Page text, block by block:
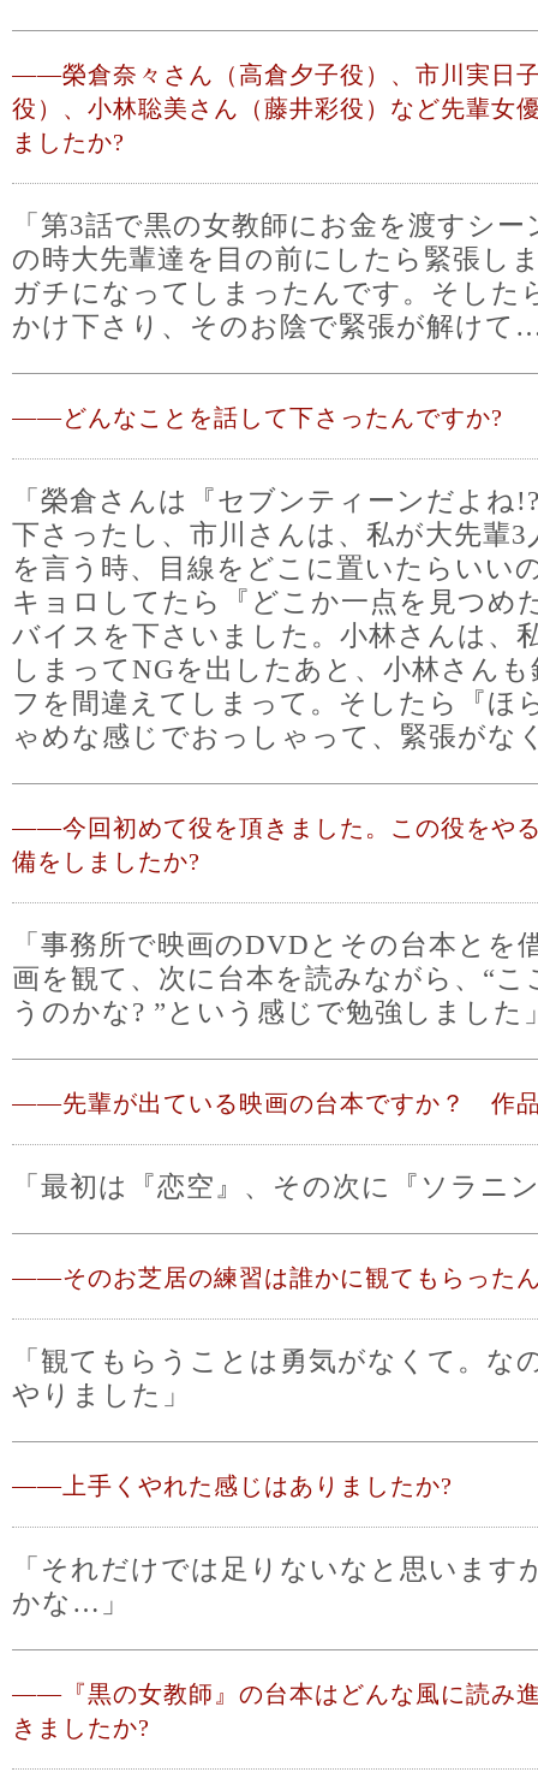
――榮倉奈々さん（高倉夕子役）、市川実日
役）、小林聡美さん（藤井彩役）など先輩女
ましたか?
「第3話で黒の女教師にお金を渡すシ
の時大先輩達を目の前にしたら緊張し
ガチになってしまったんです。そした
かけ下さり、そのお陰で緊張が解けて
――どんなことを話して下さったんですか?
「榮倉さんは『セブンティーンだよね
下さったし、市川さんは、私が大先輩
を言う時、目線をどこに置いたらいい
キョロしてたら『どこか一点を見つめ
バイスを下さいました。小林さんは、
しまってNGを出したあと、小林さん
フを間違えてしまって。そしたら『ほ
ゃめな感じでおっしゃって、緊張がな
――今回初めて役を頂きました。この役をや
備をしましたか?
「事務所で映画のDVDとその台本とを
画を観て、次に台本を読みながら、“
うのかな? ”という感じで勉強しました
――先輩が出ている映画の台本ですか？ 作
「最初は『恋空』、その次に『ソラニ
――そのお芝居の練習は誰かに観てもらった
「観てもらうことは勇気がなくて。な
やりました」
―― 上手くやれた感じはありましたか?
「それだけでは足りないなと思います
かな…」
―― 『黒の女教師』の台本はどんな風に読み
きましたか?